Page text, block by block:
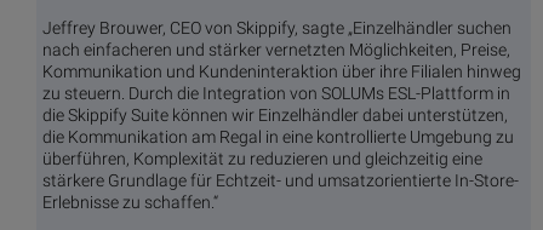
Jeffrey Brouwer, CEO von Skippify, sagte „Einzelhändler suchen
nach einfacheren und stärker vernetzten Möglichkeiten, Preise,
Kommunikation und Kundeninteraktion über ihre Filialen hinweg
zu steuern. Durch die Integration von SOLUMs ESL-Plattform in
die Skippify Suite können wir Einzelhändler dabei unterstützen,
die Kommunikation am Regal in eine kontrollierte Umgebung zu
überführen, Komplexität zu reduzieren und gleichzeitig eine
stärkere Grundlage für Echtzeit- und umsatzorientierte In-Store-
Erlebnisse zu schaffen.“